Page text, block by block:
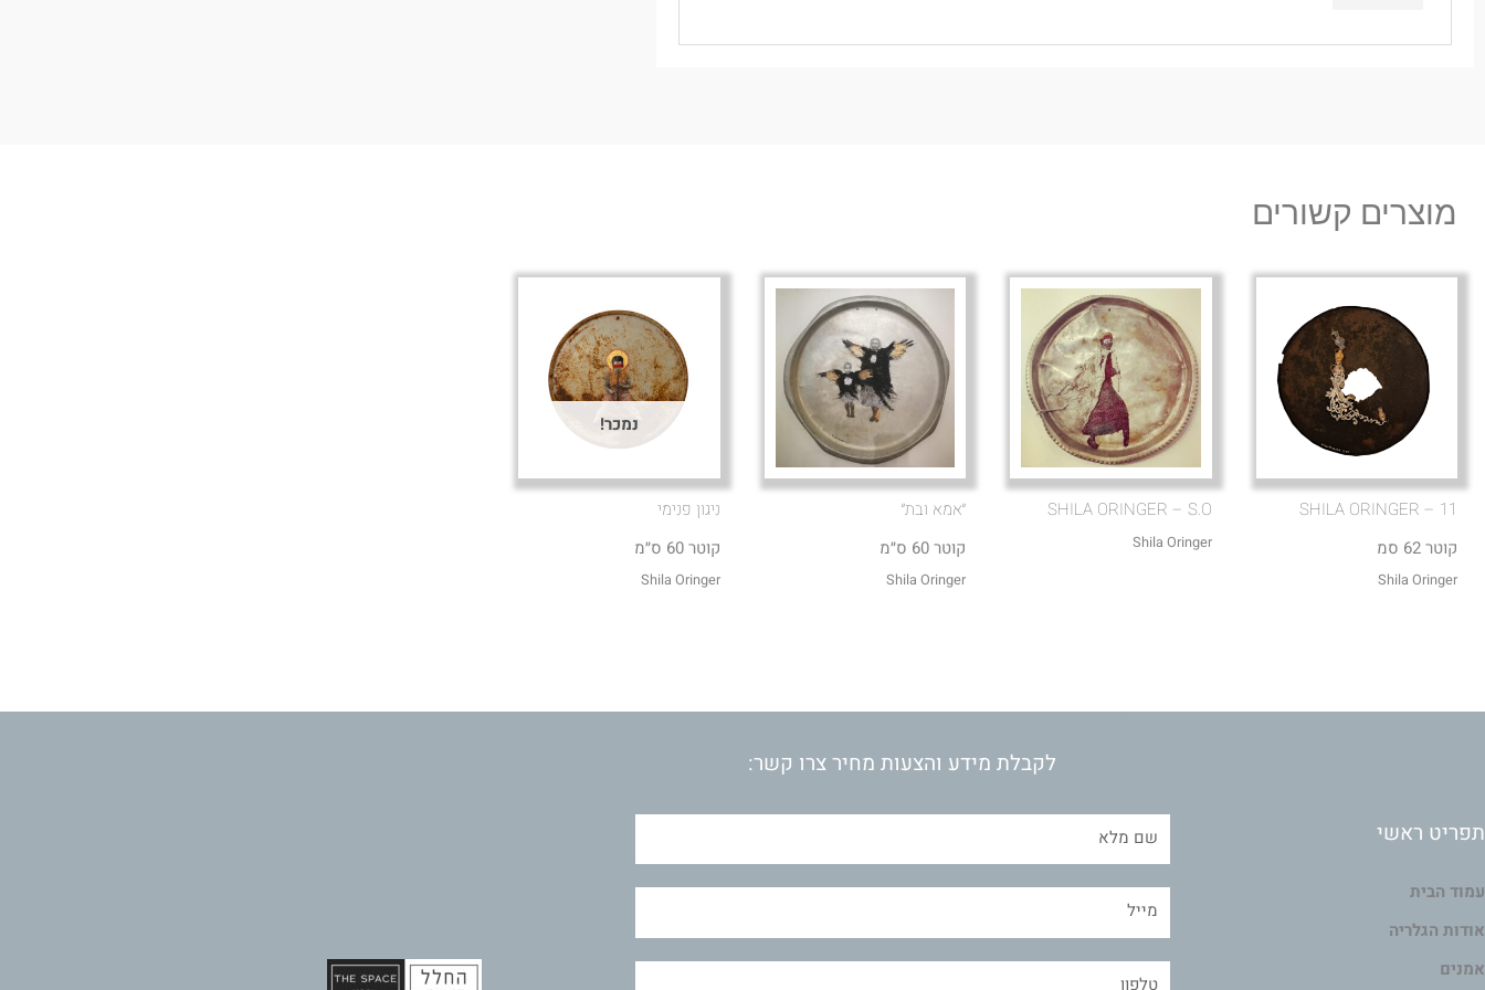
מוצרים קשורים
11 – SHILA ORINGER
קוטר 62 סמ
Shila Oringer
SHILA ORINGER – S.O
Shila Oringer
״אמא ובת״
קוטר 60 ס״מ
Shila Oringer
נמכר!
ניגון פנימי
קוטר 60 ס״מ
Shila Oringer
תפריט ראשי
עמוד הבית
אודות הגלריה
אמנים
לקבלת מידע והצעות מחיר צרו קשר: